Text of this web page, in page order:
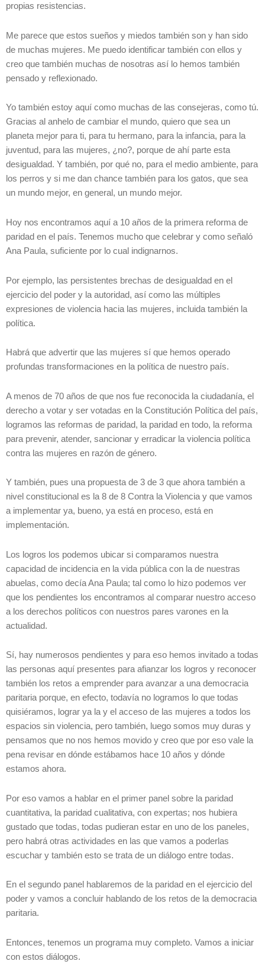
propias resistencias.
Me parece que estos sueños y miedos también son y han sido
de muchas mujeres. Me puedo identificar también con ellos y
creo que también muchas de nosotras así lo hemos también
pensado y reflexionado.
Yo también estoy aquí como muchas de las consejeras, como tú.
Gracias al anhelo de cambiar el mundo, quiero que sea un
planeta mejor para ti, para tu hermano, para la infancia, para la
juventud, para las mujeres, ¿no?, porque de ahí parte esta
desigualdad. Y también, por qué no, para el medio ambiente, para
los perros y si me dan chance también para los gatos, que sea
un mundo mejor, en general, un mundo mejor.
Hoy nos encontramos aquí a 10 años de la primera reforma de
paridad en el país. Tenemos mucho que celebrar y como señaló
Ana Paula, suficiente por lo cual indignarnos.
Por ejemplo, las persistentes brechas de desigualdad en el
ejercicio del poder y la autoridad, así como las múltiples
expresiones de violencia hacia las mujeres, incluida también la
política.
Habrá que advertir que las mujeres sí que hemos operado
profundas transformaciones en la política de nuestro país.
A menos de 70 años de que nos fue reconocida la ciudadanía, el
derecho a votar y ser votadas en la Constitución Política del país,
logramos las reformas de paridad, la paridad en todo, la reforma
para prevenir, atender, sancionar y erradicar la violencia política
contra las mujeres en razón de género.
Y también, pues una propuesta de 3 de 3 que ahora también a
nivel constitucional es la 8 de 8 Contra la Violencia y que vamos
a implementar ya, bueno, ya está en proceso, está en
implementación.
Los logros los podemos ubicar si comparamos nuestra
capacidad de incidencia en la vida pública con la de nuestras
abuelas, como decía Ana Paula; tal como lo hizo podemos ver
que los pendientes los encontramos al comparar nuestro acceso
a los derechos políticos con nuestros pares varones en la
actualidad.
Sí, hay numerosos pendientes y para eso hemos invitado a todas
las personas aquí presentes para afianzar los logros y reconocer
también los retos a emprender para avanzar a una democracia
paritaria porque, en efecto, todavía no logramos lo que todas
quisiéramos, lograr ya la y el acceso de las mujeres a todos los
espacios sin violencia, pero también, luego somos muy duras y
pensamos que no nos hemos movido y creo que por eso vale la
pena revisar en dónde estábamos hace 10 años y dónde
estamos ahora.
Por eso vamos a hablar en el primer panel sobre la paridad
cuantitativa, la paridad cualitativa, con expertas; nos hubiera
gustado que todas, todas pudieran estar en uno de los paneles,
pero habrá otras actividades en las que vamos a poderlas
escuchar y también esto se trata de un diálogo entre todas.
En el segundo panel hablaremos de la paridad en el ejercicio del
poder y vamos a concluir hablando de los retos de la democracia
paritaria.
Entonces, tenemos un programa muy completo. Vamos a iniciar
con estos diálogos.